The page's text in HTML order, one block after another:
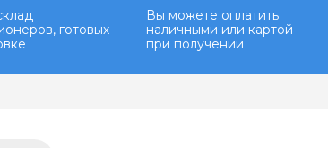
готовых
Вы можете оплатить
наличными или картой
при получении